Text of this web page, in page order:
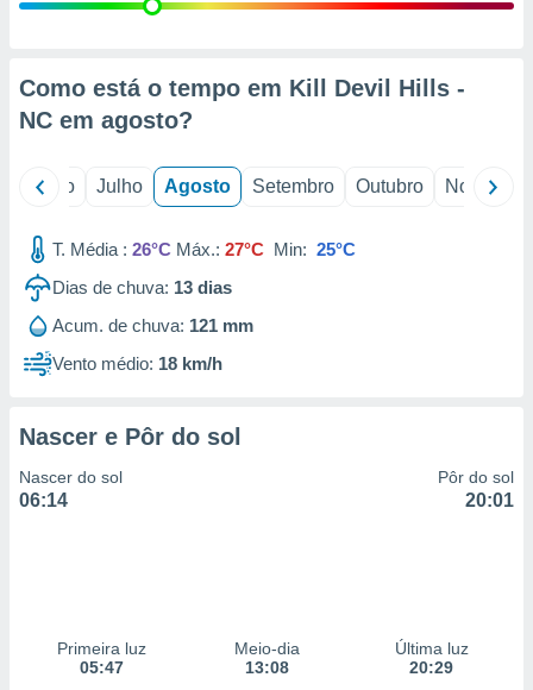
estudos
1199
Como está o tempo em Kill Devil Hills -
NC em agosto?
Junho Julho Agosto Setembro Outubro Novembro
T. Média : 26°C Máx.: 27°C Min: 25°C
Dias de chuva: 13 dias
Acum. de chuva: 121 mm
Vento médio: 18 km/h
Nascer e Pôr do sol
Nascer do sol
06:14
Pôr do sol
20:01
Primeira luz
05:47
Meio-dia
13:08
Última luz
20:29